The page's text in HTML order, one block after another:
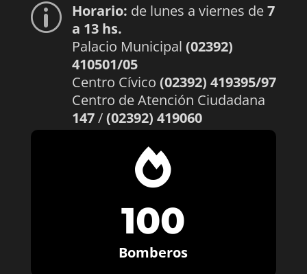
p Horario: de lunes a viernes de7
a 13 hs.
Palacio Municipal (02392)
410501/05
Centro Cívico (02392) 419395/97
Centro de Atención Ciudadana
147/(02392) 419060

100
Bomberos